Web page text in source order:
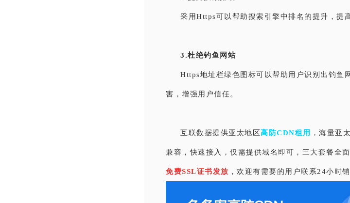
采用Https可以帮助搜索引擎中排名的提升，提
3.杜绝钓鱼网站
Https地址栏绿色图标可以帮助用户识别出钓鱼
害，增强用户信任。
互联数据提供亚太地区高防CDN租用 ，海量亚
兼容，快速接入，仅需提供域名即可，三大套餐全
免费SSL证书发放 ，欢迎有需要的用户联系24小时